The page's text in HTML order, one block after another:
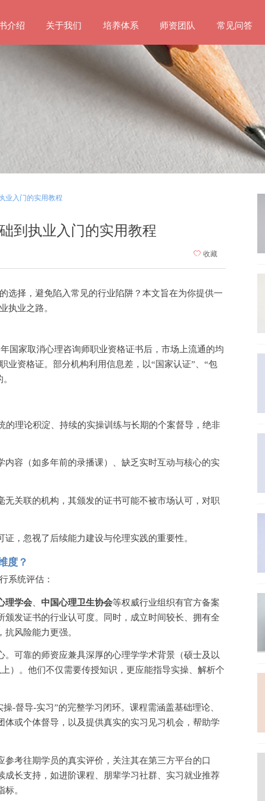
介绍 关于我们 培养体系 师资团队 常见问答
到执业入门的实用教程
业入门的实用教程
选择，避免陷入常见的行业陷阱？本文旨在为你提供一
执业之路。
国家取消心理咨询师职业资格证书后，市场上流通的均
业资格证。部分机构利用信息差，以“国家认证”、“包
的理论积淀、持续的实操训练与长期的个案督导，绝非
内容（如多年前的录播课）、缺乏实时互动与核心的实
无关联的机构，其颁发的证书可能不被市场认可，对职
，忽视了后续能力建设与伦理实践的重要性。
度？
系统评估：
理学会 中国心理卫生协会等权威行业组织有官方备案
发证书的行业认可度。同时，成立时间较长、拥有全
风险能力更强。
。可靠的师资应兼具深厚的心理学学术背景（硕士及以
）。他们不仅需要传授知识，更应能指导实操、解析个
操-督导-实习”的完整学习闭环。课程需涵盖基础理论、
或个体督导，以及提供真实的实习见习机会，帮助学
参考往期学员的真实评价，关注其在第三方平台的口
长支持，如进阶课程、朋辈学习社群、实习就业推荐
。
ꄀ 收藏